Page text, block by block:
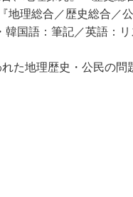
地理総合／歴史総合／
国語：筆記／英語：
た地理歴史・公民の問